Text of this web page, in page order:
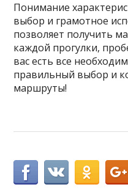
Понимание
выбор и грамотное
позволяет получить
каждой прогулки,
вас есть все
правильный выбор и
маршруты!